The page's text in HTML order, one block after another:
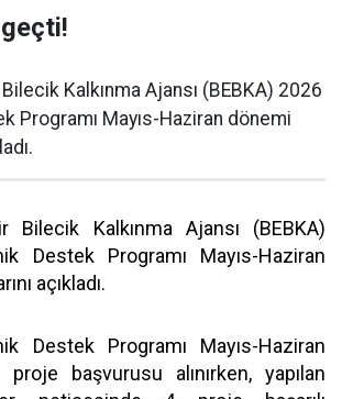
Kalkınma Ajansı (BEBKA) 2026
Programı Mayıs-Haziran dönemi
Bilecik Kalkınma Ajansı (BEBKA)
Destek Programı Mayıs-Haziran
açıkladı.
Destek Programı Mayıs-Haziran
başvurusu alınırken, yapılan